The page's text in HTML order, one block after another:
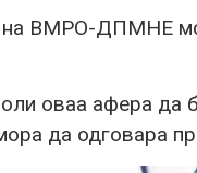
ВМРО-ДПМНЕ
оваа афера да
да одговара